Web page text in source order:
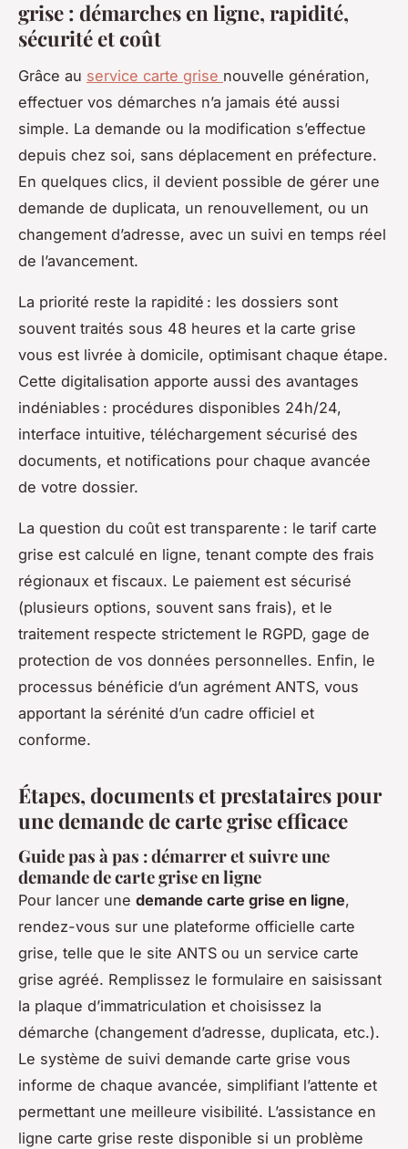
grise : démarches en ligne, rapidité,
sécurité et coût
Grâce au service carte grise nouvelle génération,
effectuer vos démarches n’a jamais été aussi
simple. La demande ou la modification s’effectue
depuis chez soi, sans déplacement en préfecture.
En quelques clics, il devient possible de gérer une
demande de duplicata, un renouvellement, ou un
changement d’adresse, avec un suivi en temps réel
de l’avancement.
La priorité reste la rapidité : les dossiers sont
souvent traités sous 48 heures et la carte grise
vous est livrée à domicile, optimisant chaque étape.
Cette digitalisation apporte aussi des avantages
indéniables : procédures disponibles 24h/24,
interface intuitive, téléchargement sécurisé des
documents, et notifications pour chaque avancée
de votre dossier.
La question du coût est transparente : le tarif carte
grise est calculé en ligne, tenant compte des frais
régionaux et fiscaux. Le paiement est sécurisé
(plusieurs options, souvent sans frais), et le
traitement respecte strictement le RGPD, gage de
protection de vos données personnelles. Enfin, le
processus bénéficie d’un agrément ANTS, vous
apportant la sérénité d’un cadre officiel et
conforme.
Étapes, documents et prestataires pour
une demande de carte grise efficace
Guide pas à pas : démarrer et suivre une
demande de carte grise en ligne
Pour lancer une demande carte grise en ligne,
rendez-vous sur une plateforme officielle carte
grise, telle que le site ANTS ou un service carte
grise agréé. Remplissez le formulaire en saisissant
la plaque d’immatriculation et choisissez la
démarche (changement d’adresse, duplicata, etc.).
Le système de suivi demande carte grise vous
informe de chaque avancée, simplifiant l’attente et
permettant une meilleure visibilité. L’assistance en
ligne carte grise reste disponible si un problème